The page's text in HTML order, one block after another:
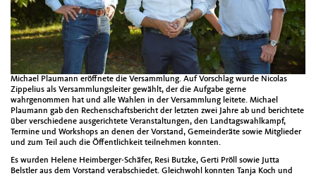
Michael Plaumann eröffnete die Versammlung. Auf Vorschlag wurde Nicolas
Zippelius als Versammlungsleiter gewählt, der die Aufgabe gerne
wahrgenommen hat und alle Wahlen in der Versammlung leitete. Michael
Plaumann gab den Rechenschaftsbericht der letzten zwei Jahre ab und berichtete
über verschiedene ausgerichtete Veranstaltungen, den Landtagswahlkampf,
Termine und Workshops an denen der Vorstand, Gemeinderäte sowie Mitglieder
und zum Teil auch die Öffentlichkeit teilnehmen konnten.
Es wurden Helene Heimberger-Schäfer, Resi Butzke, Gerti Pröll sowie Jutta
Belstler aus dem Vorstand verabschiedet. Gleichwohl konnten Tanja Koch und